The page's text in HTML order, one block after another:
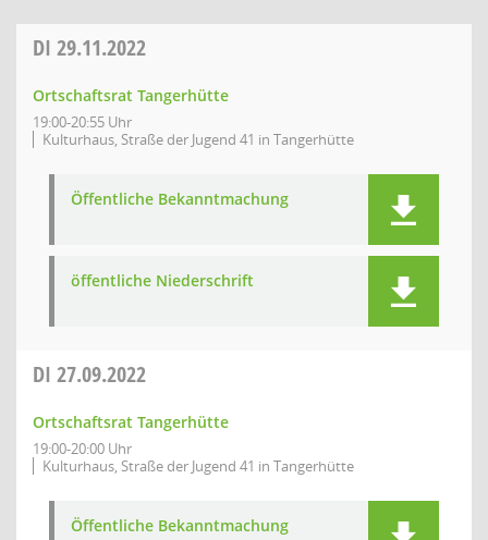
DI 29.11.2022
Ortschaftsrat Tangerhütte
19:00-20:55 Uhr
Kulturhaus, Straße der Jugend 41 in Tangerhütte
Öffentliche Bekanntmachung
öffentliche Niederschrift
DI 27.09.2022
Ortschaftsrat Tangerhütte
19:00-20:00 Uhr
Kulturhaus, Straße der Jugend 41 in Tangerhütte
Öffentliche Bekanntmachung